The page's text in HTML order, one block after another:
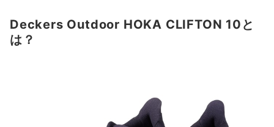
Deckers Outdoor HOKA CLIFTON 10と
は？